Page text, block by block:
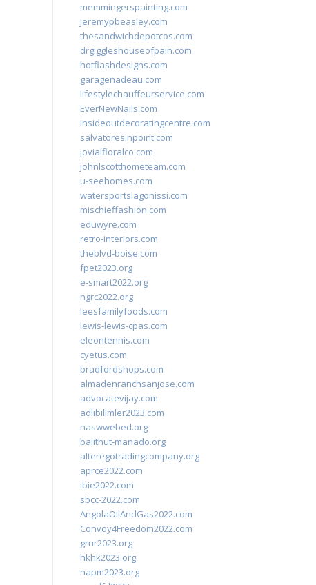
memmingerspainting.com
jeremypbeasley.com
thesandwichdepotcos.com
drgiggleshouseofpain.com
hotflashdesigns.com
garagenadeau.com
lifestylechauffeurservice.com
EverNewNails.com
insideoutdecoratingcentre.com
salvatoresinpoint.com
jovialfloralco.com
johnlscotthometeam.com
u-seehomes.com
watersportslagonissi.com
mischieffashion.com
eduwyre.com
retro-interiors.com
theblvd-boise.com
fpet2023.org
e-smart2022.org
ngrc2022.org
leesfamilyfoods.com
lewis-lewis-cpas.com
eleontennis.com
cyetus.com
bradfordshops.com
almadenranchsanjose.com
advocatevijay.com
adlibilimler2023.com
naswwebed.org
balithut-manado.org
alteregotradingcompany.org
aprce2022.com
ibie2022.com
sbcc-2022.com
AngolaOilAndGas2022.com
Convoy4Freedom2022.com
grur2023.org
hkhk2023.org
napm2023.org